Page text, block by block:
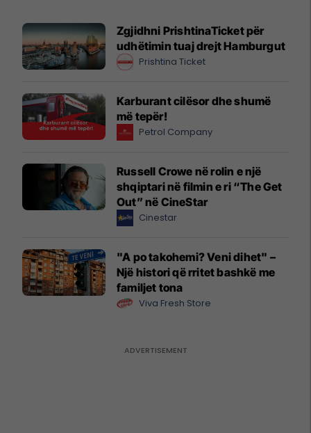
Zgjidhni PrishtinaTicket për
udhëtimin tuaj drejt Hamburgut
Prishtina Ticket
Karburant cilësor dhe shumë
më tepër!
Petrol Company
Russell Crowe në rolin e një
shqiptari në filmin e ri “The Get
Out” në CineStar
Cinestar
"A po takohemi? Veni dihet" –
Një histori që rritet bashkë me
familjet tona
Viva Fresh Store